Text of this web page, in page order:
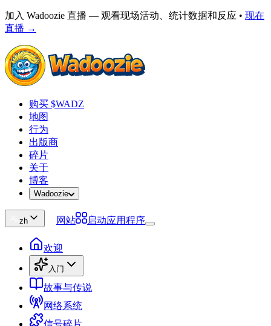
加入 Wadoozie 直播 — 观看现场活动、统计数据和反应 • 现在
直播 →
购买 $WADZ
地图
行为
出版商
碎片
关于
博客
Wadoozie
zh 网站 启动应用程序
欢迎
入门
故事与传说
网络系统
信号碎片